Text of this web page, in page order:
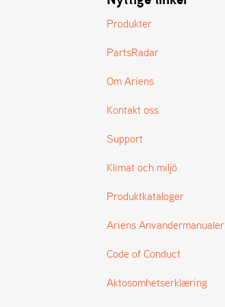
Produkter
PartsRadar
Om Ariens
Kontakt oss
Support
Klimat och miljö
Produktkataloger
Ariens Anvandermanualer
Code of Conduct
Aktosomhetserklæring